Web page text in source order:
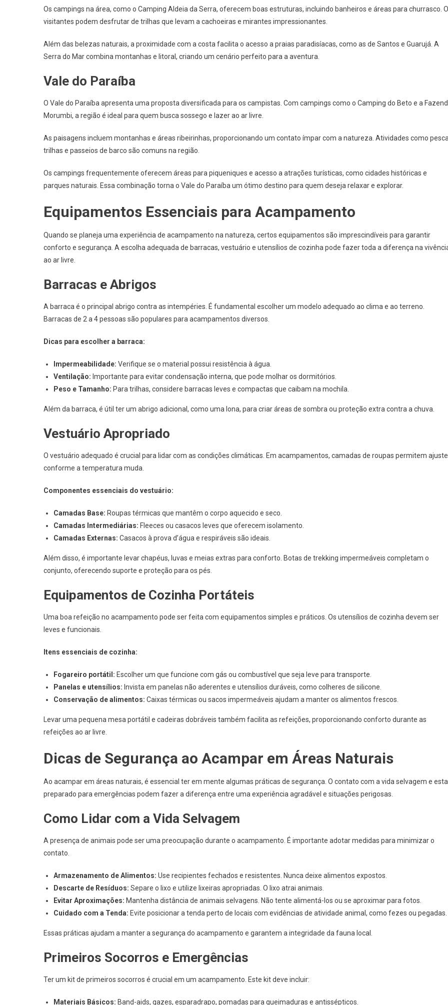
Os campings na área, como o Camping Aldeia da Serra, oferecem boas estruturas, incluindo banheiros e áreas para churrasco.
visitantes podem desfrutar de trilhas que levam a cachoeiras e mirantes impressionantes.
Além das belezas naturais, a proximidade com a costa facilita o acesso a praias paradisíacas, como as de Santos e Guarujá. A
Serra do Mar combina montanhas e litoral, criando um cenário perfeito para a aventura.
Vale do Paraíba
O Vale do Paraíba apresenta uma proposta diversificada para os campistas. Com campings como o Camping do Beto e a
Morumbi, a região é ideal para quem busca sossego e lazer ao ar livre.
As paisagens incluem montanhas e áreas ribeirinhas, proporcionando um contato ímpar com a natureza. Atividades como
trilhas e passeios de barco são comuns na região.
Os campings frequentemente oferecem áreas para piqueniques e acesso a atrações turísticas, como cidades históricas e
parques naturais. Essa combinação torna o Vale do Paraíba um ótimo destino para quem deseja relaxar e explorar.
Equipamentos Essenciais para Acampamento
Quando se planeja uma experiência de acampamento na natureza, certos equipamentos são imprescindíveis para garantir
conforto e segurança. A escolha adequada de barracas, vestuário e utensílios de cozinha pode fazer toda a diferença na
ao ar livre.
Barracas e Abrigos
A barraca é o principal abrigo contra as intempéries. É fundamental escolher um modelo adequado ao clima e ao terreno.
Barracas de 2 a 4 pessoas são populares para acampamentos diversos.
Dicas para escolher a barraca:
Impermeabilidade: Verifique se o material possui resistência à água.
Ventilação: Importante para evitar condensação interna, que pode molhar os dormitórios.
Peso e Tamanho: Para trilhas, considere barracas leves e compactas que caibam na mochila.
Além da barraca, é útil ter um abrigo adicional, como uma lona, para criar áreas de sombra ou proteção extra contra a chuva.
Vestuário Apropriado
O vestuário adequado é crucial para lidar com as condições climáticas. Em acampamentos, camadas de roupas permitem
conforme a temperatura muda.
Componentes essenciais do vestuário:
Camadas Base: Roupas térmicas que mantêm o corpo aquecido e seco.
Camadas Intermediárias: Fleeces ou casacos leves que oferecem isolamento.
Camadas Externas: Casacos à prova d’água e respiráveis são ideais.
Além disso, é importante levar chapéus, luvas e meias extras para conforto. Botas de trekking impermeáveis completam o
conjunto, oferecendo suporte e proteção para os pés.
Equipamentos de Cozinha Portáteis
Uma boa refeição no acampamento pode ser feita com equipamentos simples e práticos. Os utensílios de cozinha devem ser
leves e funcionais.
Itens essenciais de cozinha:
Fogareiro portátil: Escolher um que funcione com gás ou combustível que seja leve para transporte.
Panelas e utensílios: Invista em panelas não aderentes e utensílios duráveis, como colheres de silicone.
Conservação de alimentos: Caixas térmicas ou sacos impermeáveis ajudam a manter os alimentos frescos.
Levar uma pequena mesa portátil e cadeiras dobráveis também facilita as refeições, proporcionando conforto durante as
refeições ao ar livre.
Dicas de Segurança ao Acampar em Áreas Naturais
Ao acampar em áreas naturais, é essencial ter em mente algumas práticas de segurança. O contato com a vida selvagem e
preparado para emergências podem fazer a diferença entre uma experiência agradável e situações perigosas.
Como Lidar com a Vida Selvagem
A presença de animais pode ser uma preocupação durante o acampamento. É importante adotar medidas para minimizar o
contato.
Armazenamento de Alimentos: Use recipientes fechados e resistentes. Nunca deixe alimentos expostos.
Descarte de Resíduos: Separe o lixo e utilize lixeiras apropriadas. O lixo atrai animais.
Evitar Aproximações: Mantenha distância de animais selvagens. Não tente alimentá-los ou se aproximar para fotos.
Cuidado com a Tenda: Evite posicionar a tenda perto de locais com evidências de atividade animal, como fezes ou pegadas.
Essas práticas ajudam a manter a segurança do acampamento e garantem a integridade da fauna local.
Primeiros Socorros e Emergências
Ter um kit de primeiros socorros é crucial em um acampamento. Este kit deve incluir:
Materiais Básicos: Band-aids, gazes, esparadrapo, pomadas para queimaduras e antissépticos.